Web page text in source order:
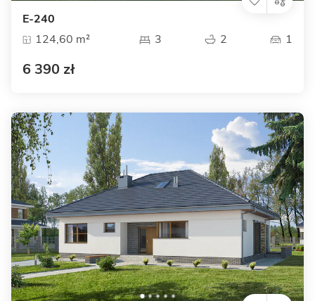
E-240
124,60 m²
3 2 1
6 390 zł